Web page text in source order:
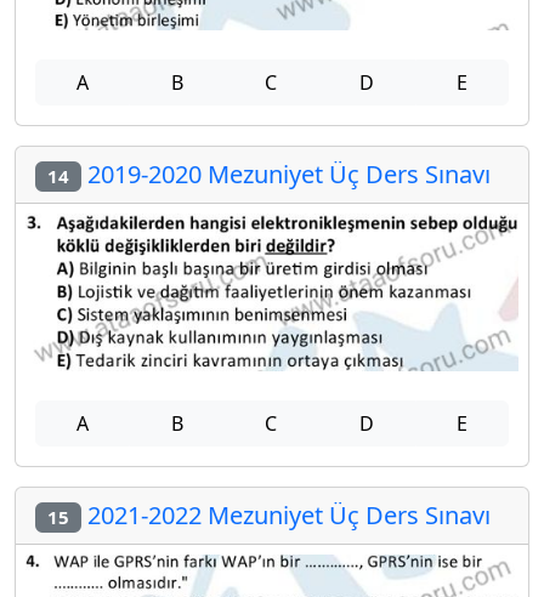
A B C D E
14 2019-2020 Mezuniyet Üç Ders Sınavı
A B C D E
15 2021-2022 Mezuniyet Üç Ders Sınavı